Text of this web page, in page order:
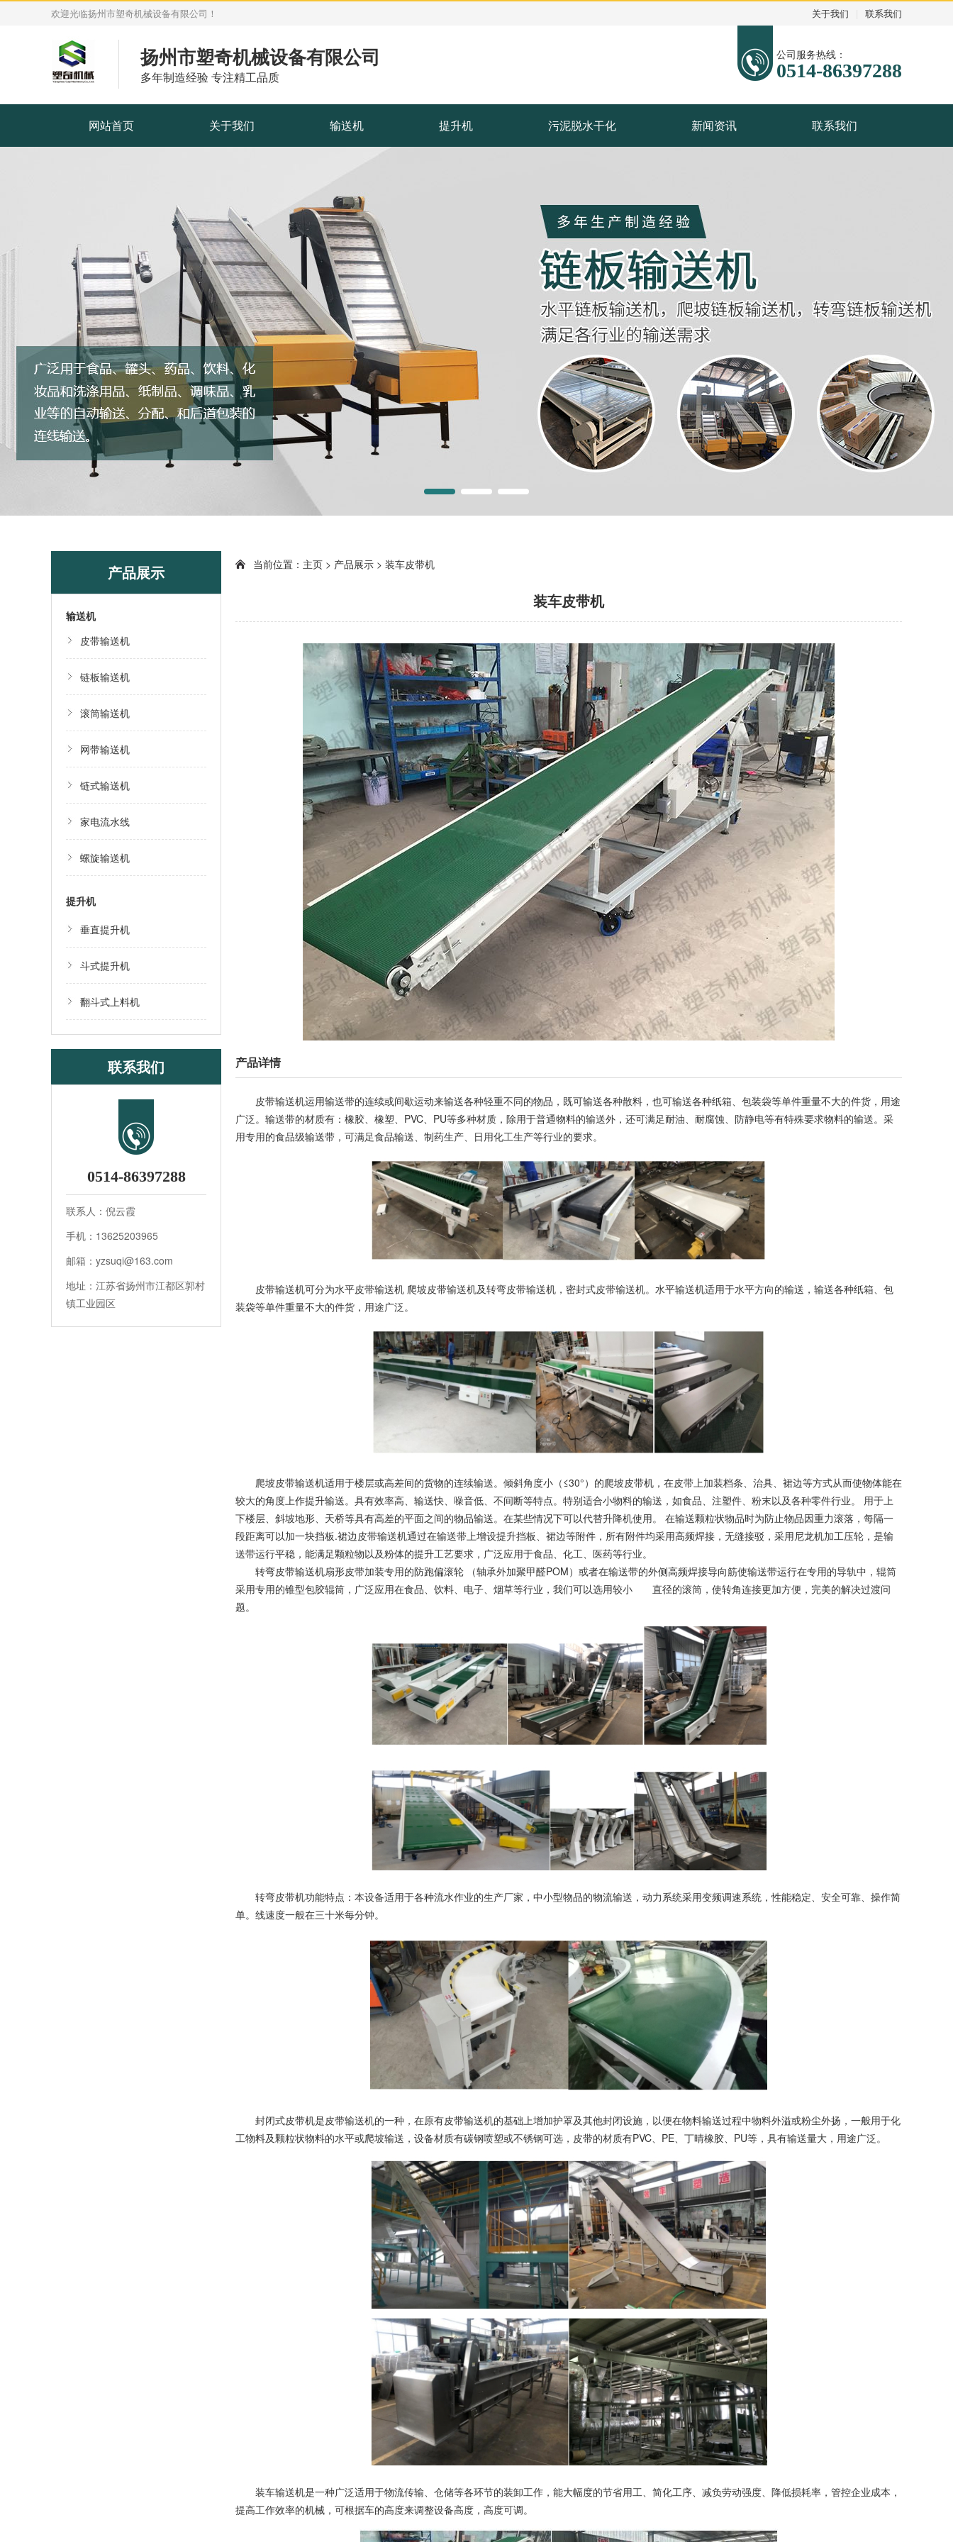
关于我们 联系我们
欢迎光临扬州市塑奇机械设备有限公司！
扬州市塑奇机械设备有限公司
多年制造经验 专注精工品质
公司服务热线：
0514-86397288
网站首页 关于我们 输送机 提升机 污泥脱水干化 新闻资讯 联系我们
产品展示
输送机
皮带输送机
链板输送机
滚筒输送机
网带输送机
链式输送机
家电流水线
螺旋输送机
提升机
垂直提升机
斗式提升机
翻斗式上料机
联系我们
0514-86397288
联系人：倪云霞
手机：13625203965
邮箱：yzsuqi@163.com
地址：江苏省扬州市江都区郭村
镇工业园区
当前位置： 主页 > 产品展示 > 装车皮带机
装车皮带机
产品详情
皮带输送机运用输送带的连续或间歇运动来输送各种轻重不同的物品，既可输送各种散料，也可输送各种纸箱、包装袋等单件重量不大的件货，用途
广泛。输送带的材质有：橡胶、橡塑、PVC、PU等多种材质，除用于普通物料的输送外，还可满足耐油、耐腐蚀、防静电等有特殊要求物料的输送。采
用专用的食品级输送带，可满足食品输送、制药生产、日用化工生产等行业的要求。
皮带输送机可分为水平皮带输送机 爬坡皮带输送机及转弯皮带输送机，密封式皮带输送机。水平输送机适用于水平方向的输送，输送各种纸箱、包
装袋等单件重量不大的件货，用途广泛。
爬坡皮带输送机适用于楼层或高差间的货物的连续输送。倾斜角度小（≤30°）的爬坡皮带机，在皮带上加装档条、治具、裙边等方式从而使物体能在
较大的角度上作提升输送。具有效率高、输送快、噪音低、不间断等特点。特别适合小物料的输送，如食品、注塑件、粉末以及各种零件行业。 用于上
下楼层、斜坡地形、天桥等具有高差的平面之间的物品输送。在某些情况下可以代替升降机使用。 在输送颗粒状物品时为防止物品因重力滚落，每隔一
段距离可以加一块挡板.裙边皮带输送机通过在输送带上增设提升挡板、裙边等附件，所有附件均采用高频焊接，无缝接驳，采用尼龙机加工压轮，是输
送带运行平稳，能满足颗粒物以及粉体的提升工艺要求，广泛应用于食品、化工、医药等行业。
转弯皮带输送机扇形皮带加装专用的防跑偏滚轮 （轴承外加聚甲醛POM）或者在输送带的外侧高频焊接导向筋使输送带运行在专用的导轨中，辊筒
采用专用的锥型包胶辊筒，广泛应用在食品、饮料、电子、烟草等行业，我们可以选用较小 直径的滚筒，使转角连接更加方便，完美的解决过渡问
题。
转弯皮带机功能特点：本设备适用于各种流水作业的生产厂家，中小型物品的物流输送，动力系统采用变频调速系统，性能稳定、安全可靠、操作简
单。线速度一般在三十米每分钟。
封闭式皮带机是皮带输送机的一种，在原有皮带输送机的基础上增加护罩及其他封闭设施，以便在物料输送过程中物料外溢或粉尘外扬，一般用于化
工物料及颗粒状物料的水平或爬坡输送，设备材质有碳钢喷塑或不锈钢可选，皮带的材质有PVC、PE、丁晴橡胶、PU等，具有输送量大，用途广泛。
装车输送机是一种广泛适用于物流传输、仓储等各环节的装卸工作，能大幅度的节省用工、简化工序、减负劳动强度、降低损耗率，管控企业成本，
提高工作效率的机械，可根据车的高度来调整设备高度，高度可调。